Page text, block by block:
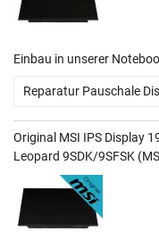
Einbau in unserer
Reparatur Pauschale
Original MSI IPS Display
Leopard 9SDK/9SFSK